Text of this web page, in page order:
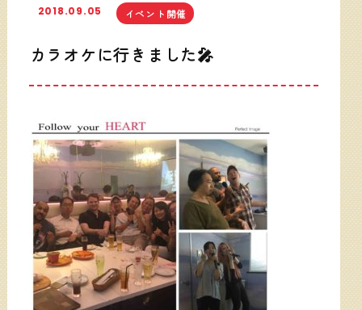
2018.09.05 イベント開催
カラオケに行きました🎤